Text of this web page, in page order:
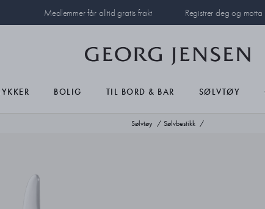
Medlemmer får alltid gratis frakt Registrer deg og motta
BOLIG TIL BORD & BAR SØLVTØY
Sølvtøy Sølvbestikk